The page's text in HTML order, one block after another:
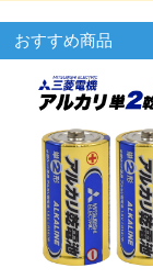
おすすめ商品